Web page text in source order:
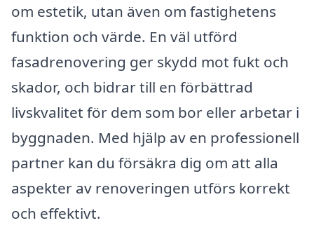
om estetik, utan även om fastighetens
funktion och värde. En väl utförd
fasadrenovering ger skydd mot fukt och
skador, och bidrar till en förbättrad
livskvalitet för dem som bor eller arbetar i
byggnaden. Med hjälp av en professionell
partner kan du försäkra dig om att alla
aspekter av renoveringen utförs korrekt
och effektivt.